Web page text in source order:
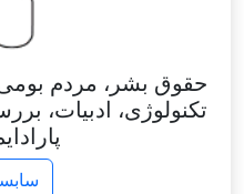
حقوق بشر، مردم
تکنولوژی، ادبیات،